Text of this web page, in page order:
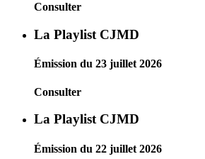
Consulter
La Playlist CJMD
Émission du 23 juillet 2026
Consulter
La Playlist CJMD
Émission du 22 juillet 2026